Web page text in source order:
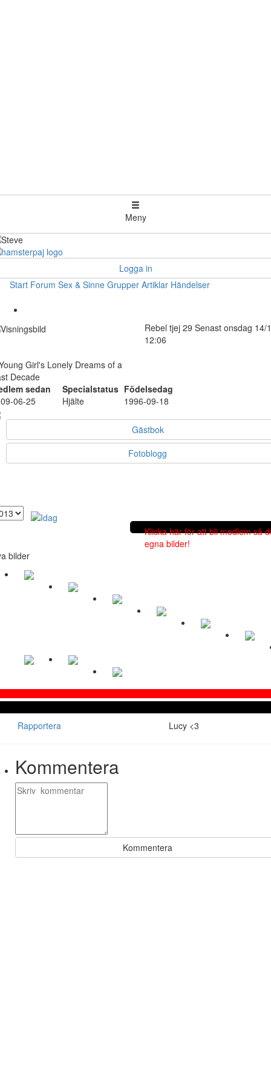
Meny
Logga in
Start Forum Sex & Sinne Grupper Artiklar Händelser
Rebel tjej 29 Senast onsdag 14/1
12:06
Girl's Lonely Dreams of a
Decade
sedan
Specialstatus Födelsedag
06-25
Hjälte 1996-09-18
Gästbok
Fotoblogg
Klicka här för att bli medlem så
egna bilder!
bilder
Rapportera Lucy <3
Kommentera
Kommentera